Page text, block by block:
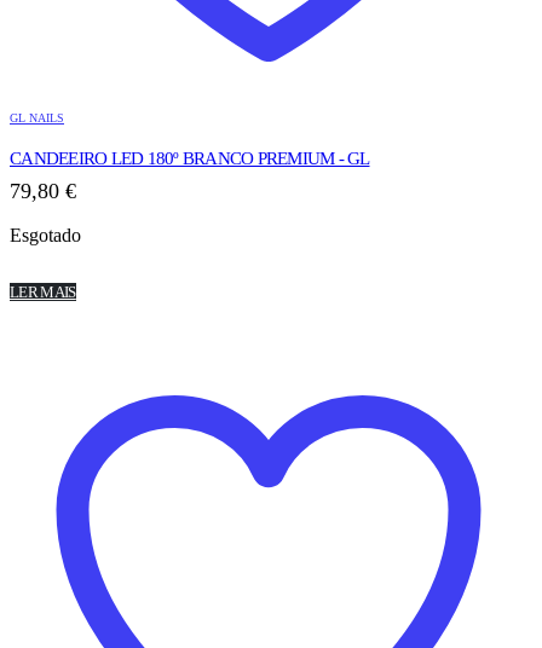
GL NAILS
CANDEEIRO LED 180º BRANCO PREMIUM - GL
79,80 €
Esgotado
LER MAIS